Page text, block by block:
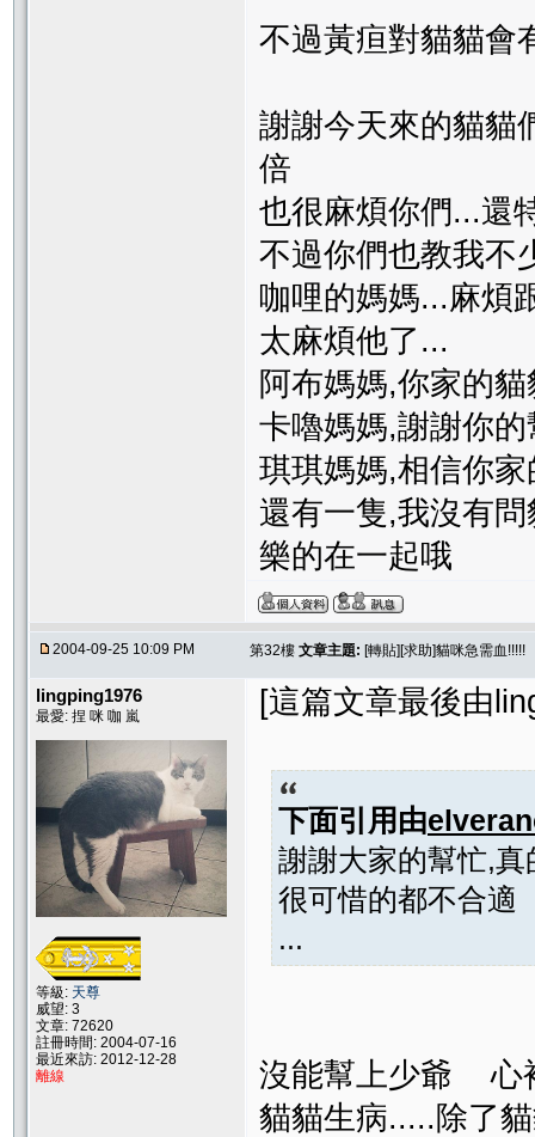
不過黃疸對貓貓會
謝謝今天來的貓貓
倍
也很麻煩你們...還
不過你們也教我不
咖哩的媽媽...麻煩
太麻煩他了...
阿布媽媽,你家的
卡嚕媽媽,謝謝你
琪琪媽媽,相信你
還有一隻,我沒有
樂的在一起哦
2004-09-25 10:09 PM 第32樓 文章主題: [轉貼][求助]貓咪急需血!!!!!
lingping1976
最愛: 捏 咪 咖 嵐
等級: 天尊
威望: 3
文章: 72620
註冊時間: 2004-07-16
最近來訪: 2012-12-28
離線
[這篇文章最後由
下面引用由
謝謝大家的幫忙,
很可惜的都不合
...
沒能幫上少爺 心
貓貓生病.....除了